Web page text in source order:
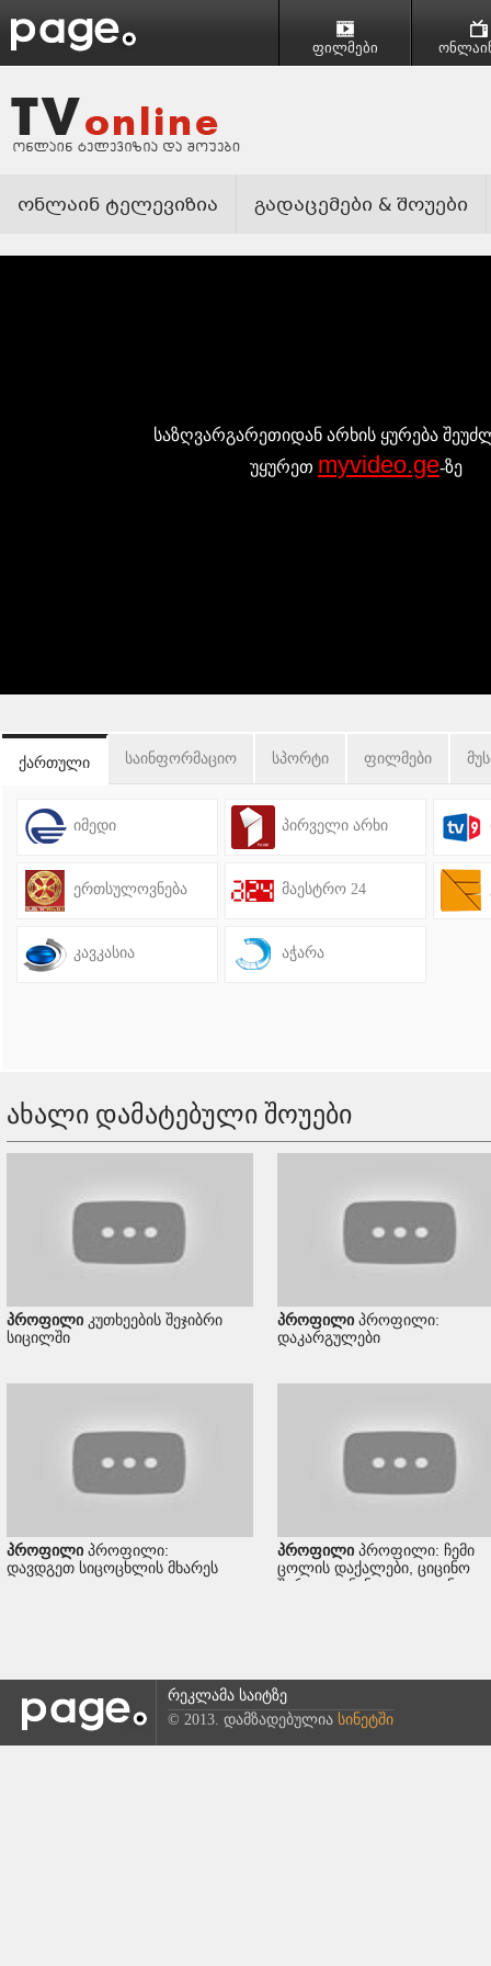
ფილმები
ონლაინ ტელევიზია გადაცემები & შოუები
ქართული საინფორმაციო სპორტი ფილმები
იმედი პირველი არხი
ერთსულოვნება მაესტრო 24
კავკასია აჭარა
ახალი დამატებული შოუები
პროფილი კუთხეების შეჯიბრი
სიცილში
პროფილი პროფილი:
დაკარგულები
პროფილი პროფილი:
დავდგეთ სიცოცხლის მხარეს
პროფილი პროფილი: ჩემი
ცოლის დაქალები, ციცინო
შურღაია, ნინი და დათუნა
რეკლამა საიტზე
© 2013. დამზადებულია სინეტში